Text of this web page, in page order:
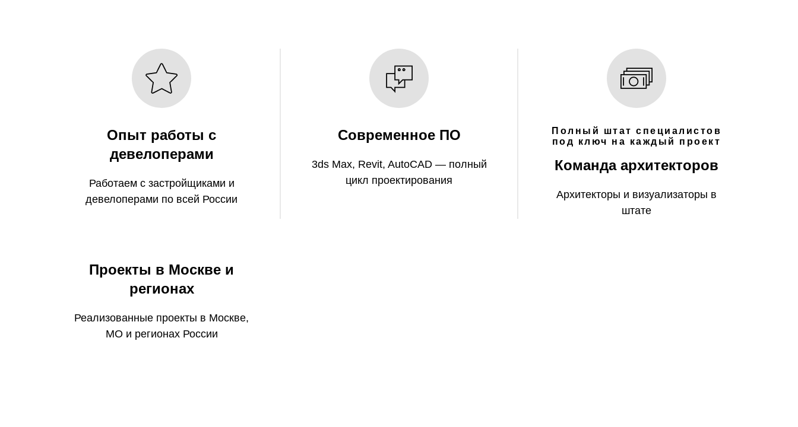
Опыт работы с
девелоперами
Работаем с застройщиками и
девелоперами по всей России
Современное ПО
3ds Max, Revit, AutoCAD — полный
цикл проектирования
Полный штат специалистов
под ключ на каждый проект
Команда архитекторов
Архитекторы и визуализаторы в
штате
Проекты в Москве и
регионах
Реализованные проекты в Москве,
МО и регионах России